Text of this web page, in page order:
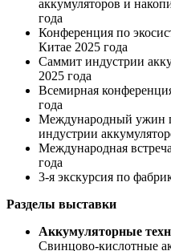
аккумуляторов и
года
Конференция по
Китае 2025 года
Саммит индустрии
2025 года
Всемирная
года
Международный ужин
индустрии
Международная
года
3-я экскурсия по
Разделы выставки
Аккумуляторные
Свинцово-кислотные